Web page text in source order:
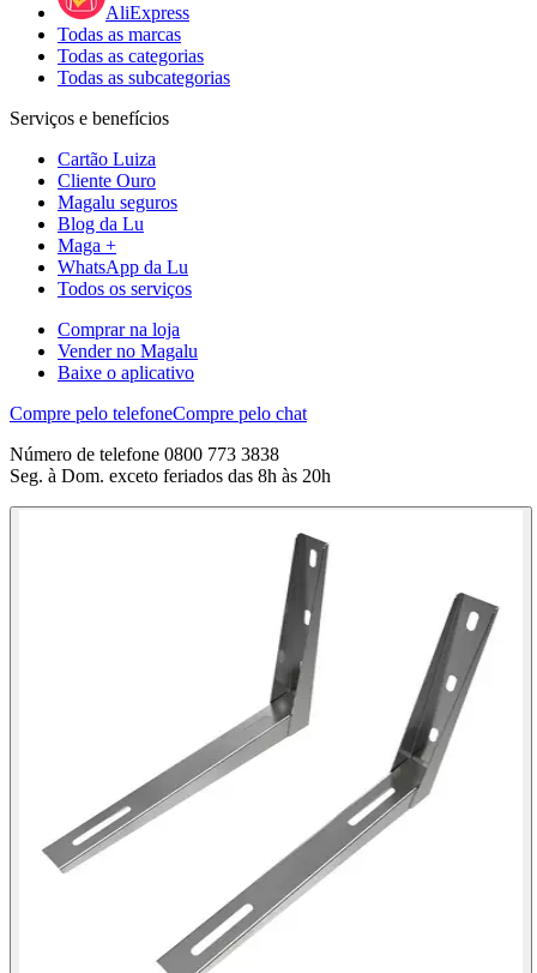
AliExpress
Todas as marcas
Todas as categorias
Todas as subcategorias
Serviços e benefícios
Cartão Luiza
Cliente Ouro
Magalu seguros
Blog da Lu
Maga +
WhatsApp da Lu
Todos os serviços
Comprar na loja
Vender no Magalu
Baixe o aplicativo
Compre pelo telefoneCompre pelo chat
Número de telefone 0800 773 3838
Seg. à Dom. exceto feriados das 8h às 20h